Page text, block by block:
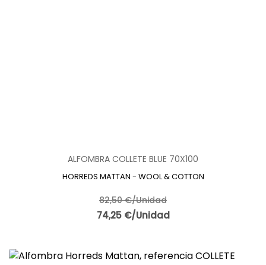
ALFOMBRA COLLETE BLUE 70X100
HORREDS MATTAN - WOOL & COTTON
82,50 €/Unidad
74,25 €/Unidad